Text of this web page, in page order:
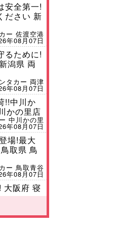
安全第一!
ださい 新
ー 佐渡空港
年08月07日
るために!
潟県 両
タカー 両津
年08月07日
!!中川か
かの里店
中川かの里
年08月07日
場!最大
取県 鳥
ー 鳥取青谷
年08月07日
大阪府 寝
川太間東町